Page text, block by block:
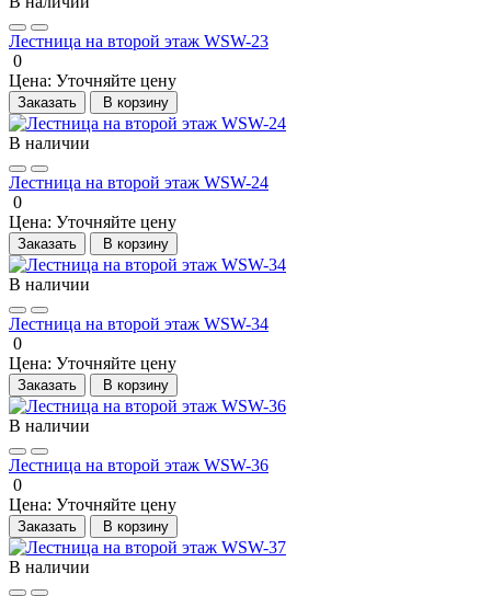
Лестница на второй этаж WSW-23
0
Цена: Уточняйте цену
Заказать В корзину
В наличии
Лестница на второй этаж WSW-24
0
Цена: Уточняйте цену
Заказать В корзину
В наличии
Лестница на второй этаж WSW-34
0
Цена: Уточняйте цену
Заказать В корзину
В наличии
Лестница на второй этаж WSW-36
0
Цена: Уточняйте цену
Заказать В корзину
В наличии